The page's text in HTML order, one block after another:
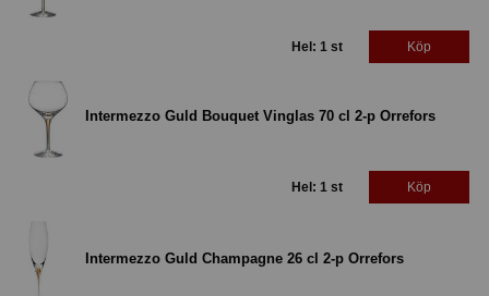
Hel: 1 st Köp
Intermezzo Guld Bouquet Vinglas 70 cl 2-p Orrefors
Hel: 1 st Köp
Intermezzo Guld Champagne 26 cl 2-p Orrefors